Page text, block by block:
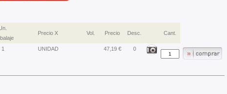
Precio X Vol. Precio Desc. Cant.
1 UNIDAD 47,19 € 0